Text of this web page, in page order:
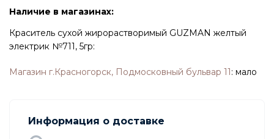
Наличие в магазинах:
Краситель сухой жирорастворимый GUZMAN желтый
электрик №711, 5гр:
Магазин г.Красногорск, Подмосковный бульвар 11: мало
Информация о доставке